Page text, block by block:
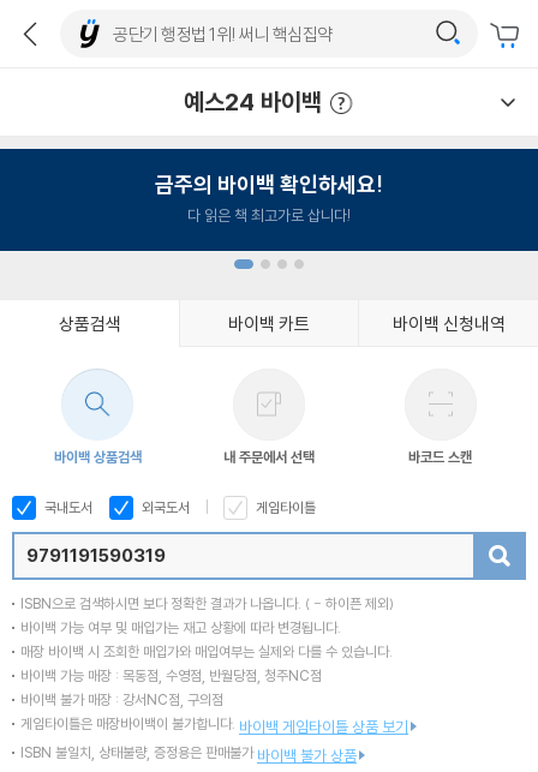
예스24 바이백
금주의 바이백 확인하세요!
다 읽은 책 최고가로 삽니다!
상품검색 바이백 카트 바이백 신청내역
바이백 상품검색 내 주문에서 선택 바코드 스캔
국내도서 외국도서 게임타이틀
ISBN으로 검색하시면 보다 정확한 결과가 나옵니다. ( - 하이픈 제외)
바이백 가능 여부 및 매입가는 재고 상황에 따라 변경됩니다.
매장 바이백 시 조회한 매입가와 매입여부는 실제와 다를 수 있습니다.
바이백 가능 매장 : 목동점, 수영점, 반월당점, 청주NC점
바이백 불가 매장 : 강서NC점, 구의점
게임타이틀은 매장바이백이 불가합니다. 바이백 게임타이틀 상품 보기
ISBN 불일치, 상태불량, 증정용은 판매불가 바이백 불가 상품